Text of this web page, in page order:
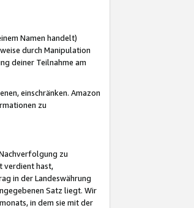
Namen handelt)
durch Manipulation
deiner Teilnahme am
einschränken. Amazon
zu
zu
verdient hast,
in der Landeswährung
Satz liegt. Wir
in dem sie mit der